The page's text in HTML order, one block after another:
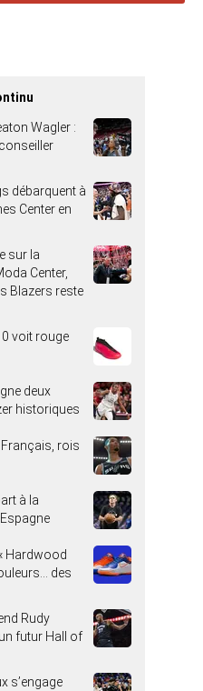
Wagler :
débarquent à
Center en
sur la
Center,
Blazers reste
voit rouge
deux
historiques
Français, rois
à la
Hardwood
des
Rudy
un futur Hall of
s’engage